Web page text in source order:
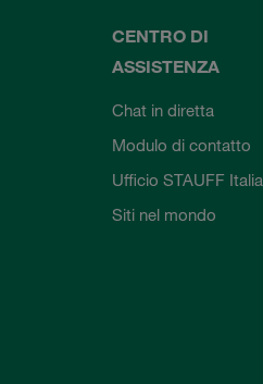
CENTRO DI
ASSISTENZA
Chat in diretta
Modulo di contatto
Ufficio STAUFF Italia
Siti nel mondo